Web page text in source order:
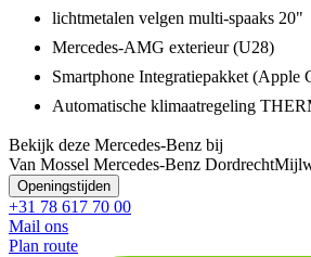
lichtmetalen velgen multi-spaaks 20"
Mercedes-AMG exterieur (U28)
Smartphone Integratiepakket
Automatische klimaatregeling
Bekijk deze Mercedes-Benz bij
Van Mossel Mercedes-Benz Dordrecht
Openingstijden
+31 78 617 70 00
Mail ons
Plan route